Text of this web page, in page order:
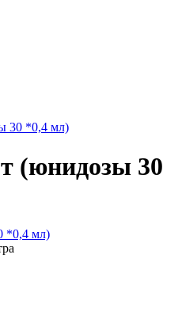
30 *0,4 мл)
(юнидозы 30